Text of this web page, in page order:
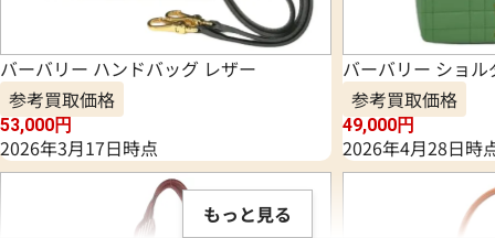
バーバリー ハンドバッグ レザー
参考買取価格
53,000円
2026年3月17日時点
バーバリー ショ
参考買取価格
49,000円
2026年4月28日時
もっと見る